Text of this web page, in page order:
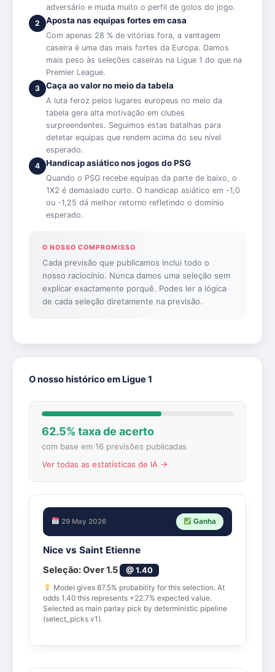
adversário e muda muito o perfil de golos do jogo.
2
Aposta nas equipas fortes em casa
Com apenas 28 % de vitórias fora, a vantagem
caseira é uma das mais fortes da Europa. Damos
mais peso às seleções caseiras na Ligue 1 do que na
Premier League.
3
Caça ao valor no meio da tabela
A luta feroz pelos lugares europeus no meio da
tabela gera alta motivação em clubes
surpreendentes. Seguimos estas batalhas para
detetar equipas que rendem acima do seu nível
esperado.
4
Handicap asiático nos jogos do PSG
Quando o PSG recebe equipas da parte de baixo, o
1X2 é demasiado curto. O handicap asiático em -1,0
ou -1,25 dá melhor retorno refletindo o domínio
esperado.
O NOSSO COMPROMISSO
Cada previsão que publicamos inclui todo o
nosso raciocínio. Nunca damos uma seleção sem
explicar exactamente porquê. Podes ler a lógica
de cada seleção diretamente na previsão.
O nosso histórico em Ligue 1
62.5% taxa de acerto
com base em 16 previsões publicadas
Ver todas as estatísticas de IA →
29 May 2026 Ganha
Nice vs Saint Etienne
Seleção:Over 1.5
@ 1.40
Model gives 87.5% probability for this selection. At
odds 1.40 this represents +22.7% expected value.
Selected as main parlay pick by deterministic pipeline
(select_picks v1).